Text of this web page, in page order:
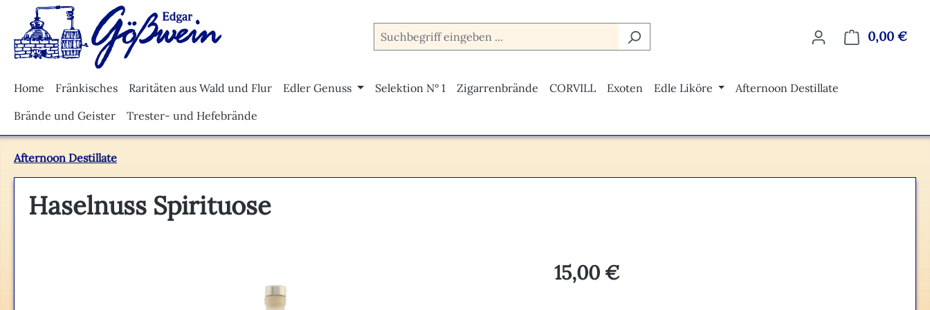
Hauptinhalt springen
Zur Suche springen
Zur Hauptnavigation springen
0,00 €
Home Fränkisches Raritäten aus Wald und Flur Edler Genuss Selektion N° 1 Zigarrenbrände CORVILL Exoten Edle Liköre
Afternoon Destillate
Brände und Geister
Trester- und Hefebrände
Afternoon Destillate
Haselnuss Spirituose
Regulärer Preis:
15,00 €